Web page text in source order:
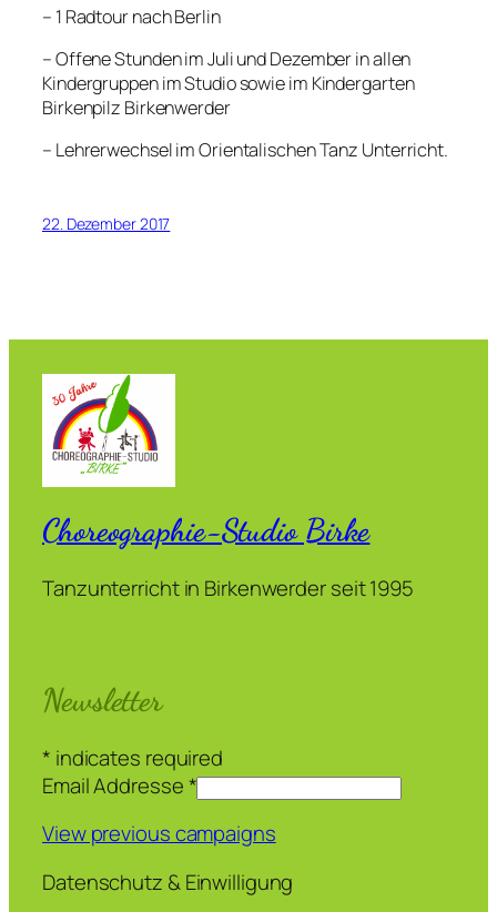
– 1 Radtour nach Berlin
– Offene Stunden im Juli und Dezember in allen
Kindergruppen im Studio sowie im Kindergarten
Birkenpilz Birkenwerder
– Lehrerwechsel im Orientalischen Tanz Unterricht.
22. Dezember 2017
Choreographie-Studio Birke
Tanzunterricht in Birkenwerder seit 1995
Newsletter
* indicates required
Email Addresse*
View previous campaigns
Datenschutz & Einwilligung